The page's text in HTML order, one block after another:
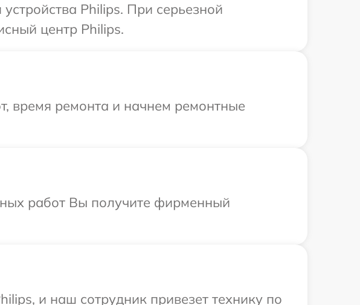
Philips. При серьезной
центр Philips.
время ремонта и начнем ремонтные
работ Вы получите фирменный
и наш сотрудник привезет технику по